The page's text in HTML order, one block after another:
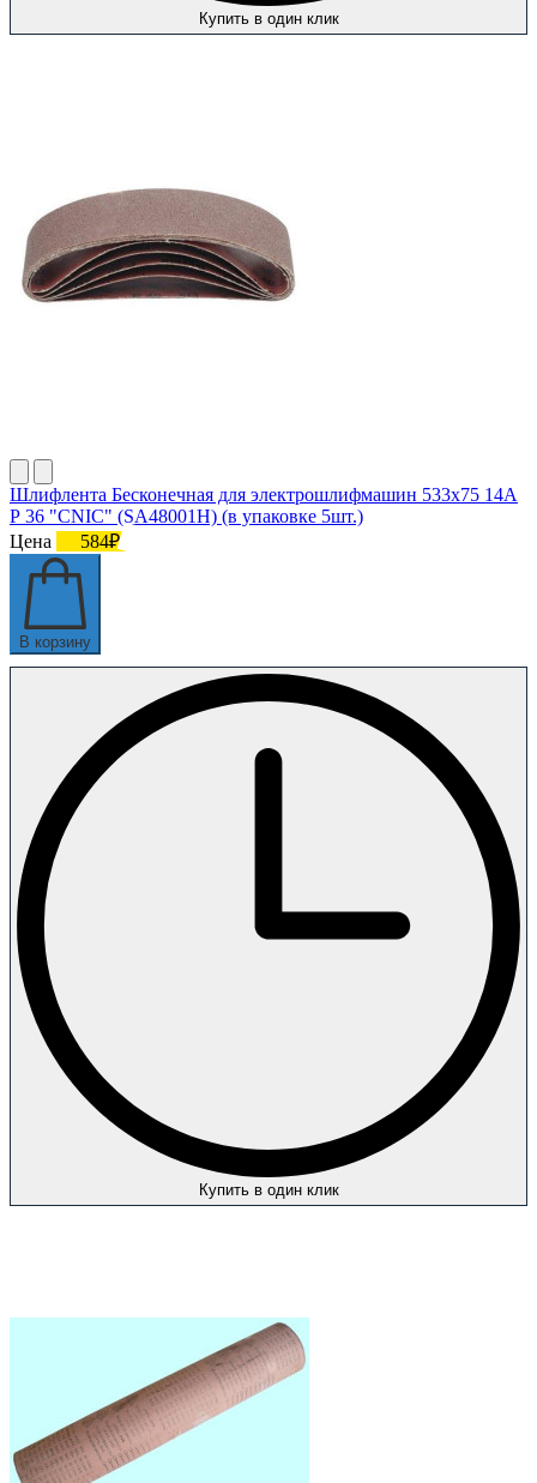
Купить в один клик
Шлифлента Бесконечная для электрошлифмашин 533х75 14А
Р 36 "CNIC" (SA48001H) (в упаковке 5шт.)
Цена
584₽
В корзину
Купить в один клик